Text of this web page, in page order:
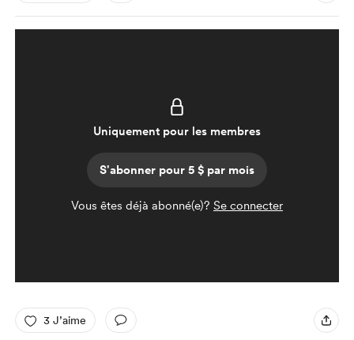
Uniquement pour les membres
S'abonner pour 5 $ par mois
Vous êtes déjà abonné(e)? Se connecter
3 J’aime